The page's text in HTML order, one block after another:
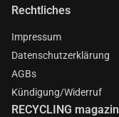
Rechtliches
Impressum
Datenschutzerklärung
AGBs
Kündigung/Widerruf
RECYCLING magazin